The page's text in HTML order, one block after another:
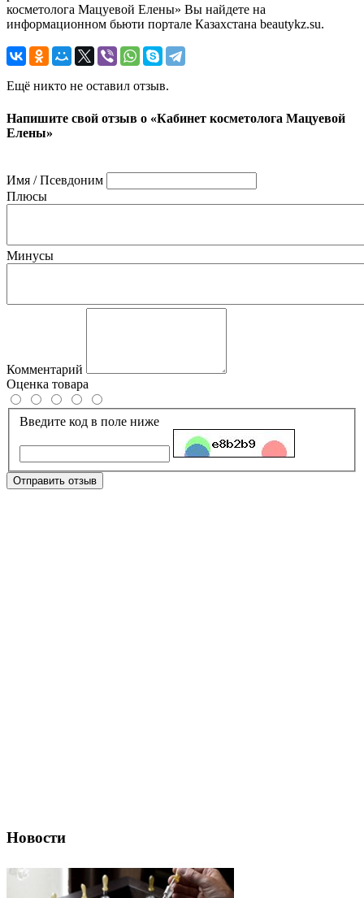
косметолога Мацуевой Елены» Вы найдете на
информационном бьюти портале Казахстана beautykz.su.
Ещё никто не оставил отзыв.
Напишите свой отзыв о «Кабинет косметолога Мацуевой
Елены»
Имя / Псевдоним
Плюсы
Минусы
Комментарий
Оценка товара
Введите код в поле ниже
Отправить отзыв
Новости